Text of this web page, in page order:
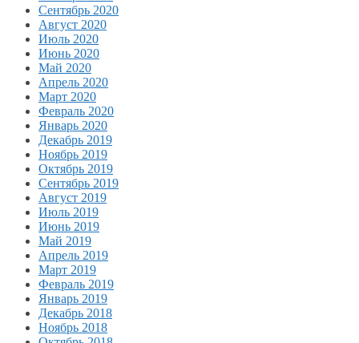
Сентябрь 2020
Август 2020
Июль 2020
Июнь 2020
Май 2020
Апрель 2020
Март 2020
Февраль 2020
Январь 2020
Декабрь 2019
Ноябрь 2019
Октябрь 2019
Сентябрь 2019
Август 2019
Июль 2019
Июнь 2019
Май 2019
Апрель 2019
Март 2019
Февраль 2019
Январь 2019
Декабрь 2018
Ноябрь 2018